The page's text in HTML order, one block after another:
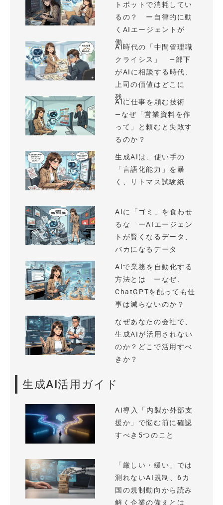
トボットで消耗してい
るの？ ー自律的に動
くAIエージェントが
働...
AI時代の「中間管理職
クライシス」 —部下
がAIに相談する時代、
上司の価値はどこに
残...
AIに仕事を頼む技術
—なぜ「営業資料を作
って」と頼むと失敗す
るのか？
生成AIは、使い手の
「言語化能力」を暴
く、リトマス試験紙
AIに「ゴミ」を食わせ
るな ーAIエージェン
トが賢くなるデータ、
バカになるデータ
AIで業務を自動化する
方法とは ーなぜ、
ChatGPTを配っても仕
事は減らないのか？
なぜあなたの会社で、
生成AIが活用されない
のか？どこで活用すべ
きか？
生成AI活用ガイド
AI導入「内製か外部支
援か」で悩む前に確認
すべき5つのこと
「厳しい・緩い」では
測れないAI規制、6カ
国の規制動向から読み
解く企業の備えとは